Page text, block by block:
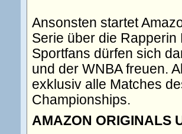
Ansonsten startet
Serie über die
Sportfans dürfen sich
und der WNBA freuen.
exklusiv alle Matches
Championships.
AMAZON ORIGINALS